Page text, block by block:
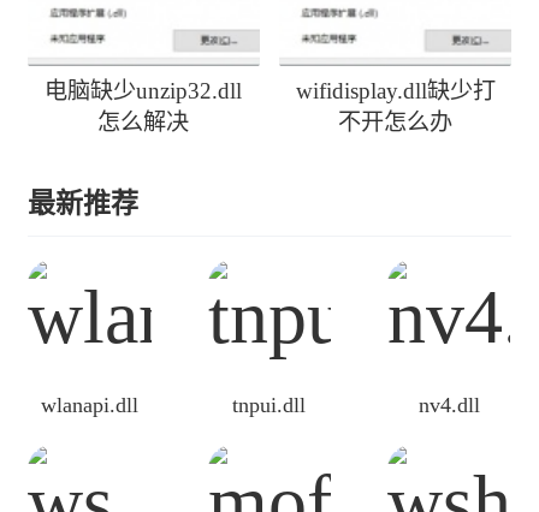
电脑缺少unzip32.dll
怎么解决
wifidisplay.dll缺少打
不开怎么办
最新推荐
wlanapi.dll tnpui.dll nv4.dll